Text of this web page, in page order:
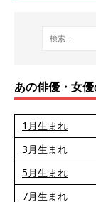
あの俳優・女
1月生まれ
3月生まれ
5月生まれ
7月生まれ